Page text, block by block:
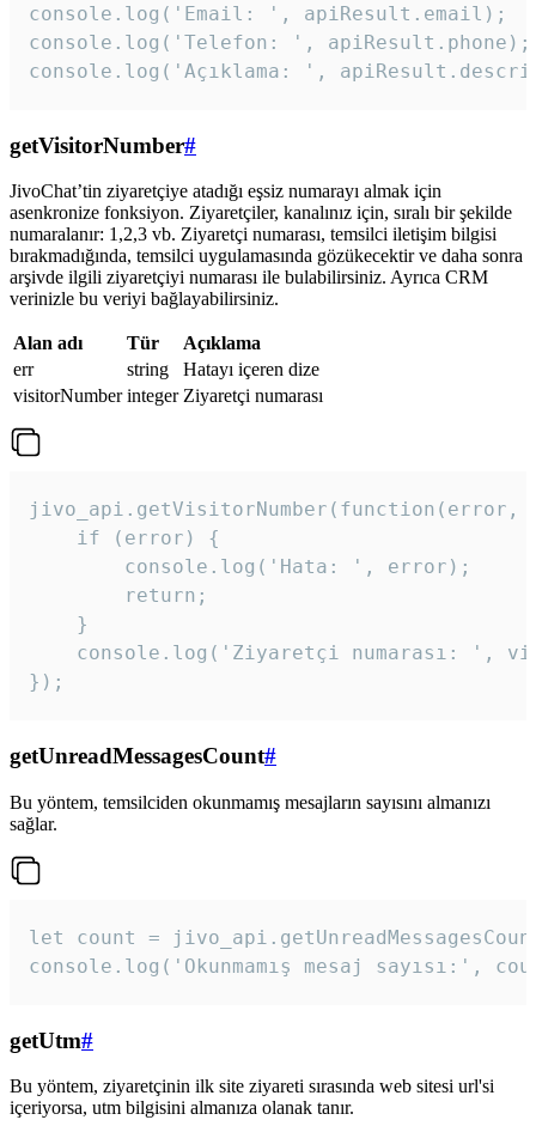
console.log('Email: ', apiResult.email);
console.log('Telefon: ', apiResult.phone);
console.log('Açıklama: ',
getVisitorNumber#
JivoChat’tin ziyaretçiye atadığı eşsiz numarayı almak için
asenkronize fonksiyon. Ziyaretçiler, kanalınız için, sıralı bir şekilde
numaralanır: 1,2,3 vb. Ziyaretçi numarası, temsilci iletişim bilgisi
bırakmadığında, temsilci uygulamasında gözükecektir ve daha sonra
arşivde ilgili ziyaretçiyi numarası ile bulabilirsiniz. Ayrıca CRM
verinizle bu veriyi bağlayabilirsiniz.
Alan adı Tür
Açıklama
err
string
Hatayı içeren dize
visitorNumber integer Ziyaretçi numarası
jivo_api.getVisitorNumber(function(error,
    if (error) {
        console.log('Hata: ', error);
        return;
    }
console.log('Ziyaretçi numarası: ',
});
getUnreadMessagesCount#
Bu yöntem, temsilciden okunmamış mesajların sayısını almanızı
sağlar.
let count =
console.log('Okunmamış mesaj sayısı:',
getUtm#
Bu yöntem, ziyaretçinin ilk site ziyareti sırasında web sitesi url'si
içeriyorsa, utm bilgisini almanıza olanak tanır.